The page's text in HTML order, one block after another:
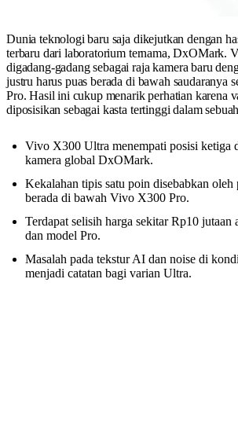
Dunia teknologi baru saja dikejutkan dengan
terbaru dari laboratorium ternama, DxOMark.
digadang-gadang sebagai raja kamera baru
justru harus puas berada di bawah saudaranya
Pro. Hasil ini cukup menarik perhatian karena
diposisikan sebagai kasta tertinggi dalam
Vivo X300 Ultra menempati posisi ketiga
kamera global DxOMark.
Kekalahan tipis satu poin disebabkan
berada di bawah Vivo X300 Pro.
Terdapat selisih harga sekitar Rp10 jutaan
dan model Pro.
Masalah pada tekstur AI dan noise di
menjadi catatan bagi varian Ultra.